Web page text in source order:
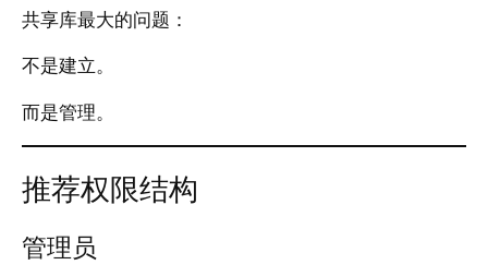
共享库最大的问题：
不是建立。
而是管理。
推荐权限结构
管理员